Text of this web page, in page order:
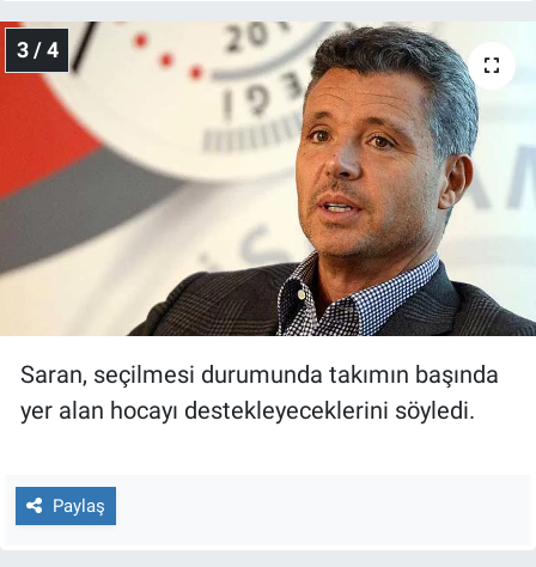
3 / 4
Saran, seçilmesi durumunda takımın başında
yer alan hocayı destekleyeceklerini söyledi.
Paylaş